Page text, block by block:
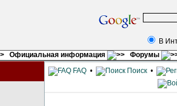
В
Официальная информация Форумы
FAQ • Поиск •